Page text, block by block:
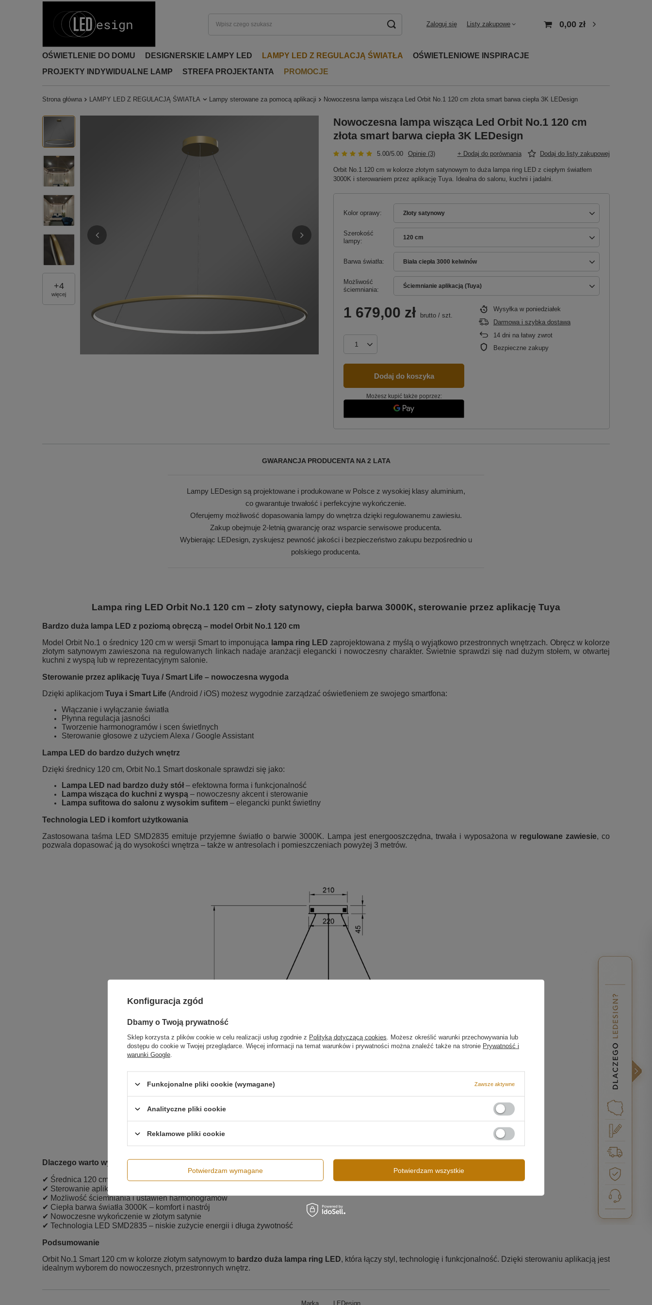
Zaloguj się Listy zakupowe 0,00 zł
OŚWIETLENIE DO DOMU DESIGNERSKIE LAMPY LED LAMPY LED Z REGULACJĄ ŚWIATŁA
OŚWIETLENIOWE INSPIRACJE
PROJEKTY INDYWIDUALNE LAMP
STREFA PROJEKTANTA PROMOCJE
Strona główna LAMPY LED Z REGULACJĄ ŚWIATŁA Lampy sterowane za pomocą aplikacji Nowoczesna lampa wisząca Led Orbit No.1 120 cm złota smart barwa ciepła 3K LEDesign
+4
więcej
Nowoczesna lampa wisząca Led Orbit No.1 120 cm
złota smart barwa ciepła 3K LEDesign
5.00/5.00 Opinie (3) + Dodaj do porównania Dodaj do listy zakupowej
Orbit No.1 120 cm w kolorze złotym satynowym to duża lampa ring LED z ciepłym światłem
3000K i sterowaniem przez aplikację Tuya. Idealna do salonu, kuchni i jadalni.
Kolor oprawy Złoty satynowy
Szerokość
lampy
120 cm
Barwa światła Biała ciepła 3000 kelwinów
Możliwość
ściemniania
Ściemnianie aplikacją (Tuya)
1 679,00 zł brutto / szt.
Dodaj do koszyka
Możesz kupić także poprzez:
Wysyłka w poniedziałek
Darmowa i szybka dostawa
14 dni na łatwy zwrot
Bezpieczne zakupy
GWARANCJA PRODUCENTA NA 2 LATA
Lampy LEDesign są projektowane i produkowane w Polsce z wysokiej klasy aluminium,
co gwarantuje trwałość i perfekcyjne wykończenie.
Oferujemy możliwość dopasowania lampy do wnętrza dzięki regulowanemu zawiesiu.
Zakup obejmuje 2-letnią gwarancję oraz wsparcie serwisowe producenta.
Wybierając LEDesign, zyskujesz pewność jakości i bezpieczeństwo zakupu bezpośrednio u
polskiego producenta.
Lampa ring LED Orbit No.1 120 cm – złoty satynowy, ciepła barwa 3000K, sterowanie przez aplikację Tuya
Bardzo duża lampa LED z poziomą obręczą – model Orbit No.1 120 cm
Model Orbit No.1 o średnicy 120 cm w wersji Smart to imponująca lampa ring LED zaprojektowana z myślą o wyjątkowo przestronnych wnętrzach. Obręcz w kolorze
złotym satynowym zawieszona na regulowanych linkach nadaje aranżacji elegancki i nowoczesny charakter. Świetnie sprawdzi się nad dużym stołem, w otwartej
kuchni z wyspą lub w reprezentacyjnym salonie.
Sterowanie przez aplikację Tuya / Smart Life – nowoczesna wygoda
Dzięki aplikacjom Tuya i Smart Life (Android / iOS) możesz wygodnie zarządzać oświetleniem ze swojego smartfona:
Włączanie i wyłączanie światła
Płynna regulacja jasności
Tworzenie harmonogramów i scen świetlnych
Sterowanie głosowe z użyciem Alexa / Google Assistant
Lampa LED do bardzo dużych wnętrz
Dzięki średnicy 120 cm, Orbit No.1 Smart doskonale sprawdzi się jako:
Lampa LED nad bardzo duży stół– efektowna forma i funkcjonalność
Lampa wisząca do kuchni z wyspą – nowoczesny akcent i sterowanie
Lampa sufitowa do salonu z wysokim sufitem – elegancki punkt świetlny
Technologia LED i komfort użytkowania
Zastosowana taśma LED SMD2835 emituje przyjemne światło o barwie 3000K. Lampa jest energooszczędna, trwała i wyposażona w regulowane zawiesie, co
pozwala dopasować ją do wysokości wnętrza – także w antresolach i pomieszczeniach powyżej 3 metrów.
Dlaczego warto wybrać Orbit No.1 Smart 120 cm?
✔ Średnica 120 cm – idealna do dużych przestrzeni
✔ Sterowanie aplikacją Tuya i Smart Life
✔ Możliwość ściemniania i ustawień harmonogramów
✔ Ciepła barwa światła 3000K – komfort i nastrój
✔ Nowoczesne wykończenie w złotym satynie
✔ Technologia LED SMD2835 – niskie zużycie energii i długa żywotność
Podsumowanie
Orbit No.1 Smart 120 cm w kolorze złotym satynowym to bardzo duża lampa ring LED, która łączy styl, technologię i funkcjonalność. Dzięki sterowaniu aplikacją jest
idealnym wyborem do nowoczesnych, przestronnych wnętrz.
Marka LEDesign
Konfiguracja zgód
Dbamy o Twoją prywatność
Sklep korzysta z plików cookie w celu realizacji usług zgodnie z Polityką dotyczącą cookies . Możesz określić warunki przechowywania lub
dostępu do cookie w Twojej przeglądarce. Więcej informacji na temat warunków i prywatności można znaleźć także na stronie Prywatność i
warunki Google
Funkcjonalne pliki cookie (wymagane) Zawsze aktywne
Analityczne pliki cookie
Reklamowe pliki cookie
Potwierdzam wymagane Potwierdzam wszystkie